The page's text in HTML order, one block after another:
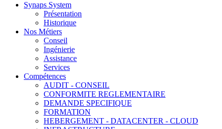
Synaps System
Présentation
Historique
Nos Métiers
Conseil
Ingénierie
Assistance
Services
Compétences
AUDIT - CONSEIL
CONFORMITE REGLEMENTAIRE
DEMANDE SPECIFIQUE
FORMATION
HEBERGEMENT - DATACENTER - CLOUD